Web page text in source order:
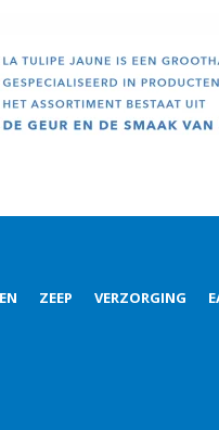
ZEEP VERZORGING